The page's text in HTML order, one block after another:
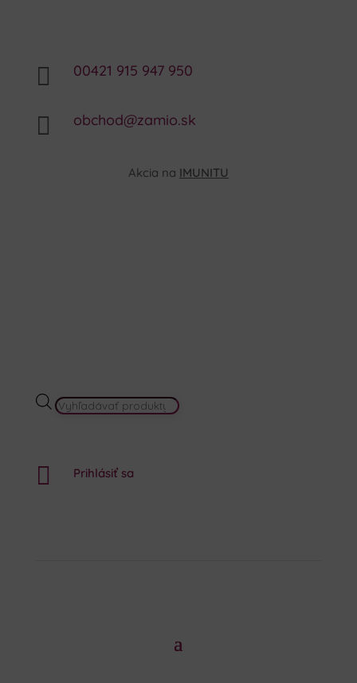
 00421 915 947 950
 obchod@zamio.sk
Akcia na IMUNITU
PRODUCTS
 Prihlásiť sa